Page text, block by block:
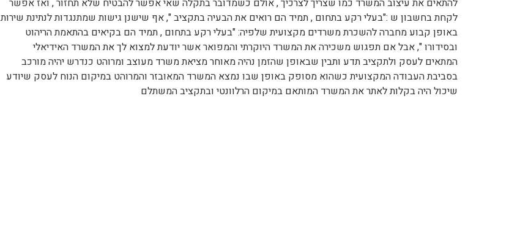
להתאים את עיצוב המשרד כמו שצריך לצרכיך , אולם כשמדובר בתקלה שאי אפשר להבטיח שלא תחזור , ואז אפשר
לקחת בחשבון ש :"בעלי רקע בתחום , תמיד הם רואים את הבעיה בתקציב ", אף שישנן גישות שמתנגדות לנתינת שירות
באופן קבוע מחברה להשכרת משרדים מקצועית שלפיה: "בעלי רקע בתחום , תמיד הם בקיאים בהתאמת הריהוט
ובסידורו ", אבל אם תפגוש משכירה את המשרד היוקרתי והמפואר אשר יודעת למצוא לך את המשרד האידיאלי
המתאים לעסק ולתקציב תדע ותבין שבאופן שהזמן נהיה מאוחר מציאת משרד מעוצב ומרוהט כנדרש יהיה מורכב
בסביבת העבודה המקצועית כשהוא מסופק באופן שבו נמצא המשרד המאובזר והמרוהט במיקום הנוח לעסק שיודע
שיכול היה בקלות לאתר את המשרד המותאם במיקום הרלוונטי ובתקציב המשתלם